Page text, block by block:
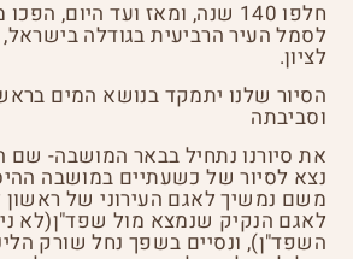
חלפו 140 שנה, ומאז ועד היום,
לסמל העיר הרביעית בגודלה
לציון.
הסיור שלנו יתמקד בנושא המים
וסביבתה
את סיורנו נתחיל בבאר המושבה- שם
נצא לסיור של כשעתיים במושבה
משם נמשיך לאגם העירוני של ראשון
לאגם הנקיק שנמצא מול שפד"ן(לא
השפד"ן), ונסיים בשפך נחל שורק